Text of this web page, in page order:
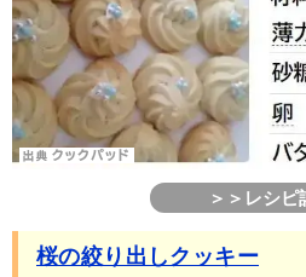
＞＞レシピ
桜の絞り出しクッキー